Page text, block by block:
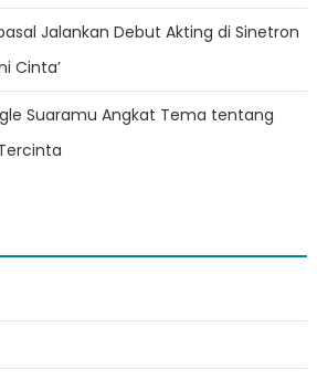
Jalankan Debut Akting di Sinetron
Cinta’
Suaramu Angkat Tema tentang